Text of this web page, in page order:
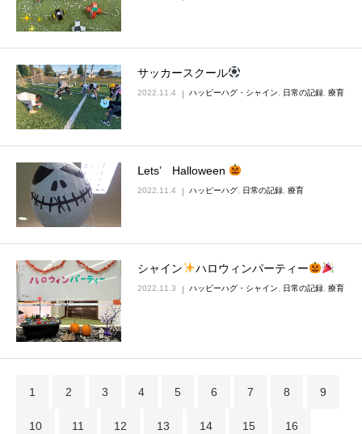
サッカースクール
2022.11.4 ハッピーハグ・シャイン 日常の記録 療育
Ⅼets’ Halloween
2022.11.4 ハッピーハグ 日常の記録 療育
シャイン ハロウィンパーティー
2022.11.3 ハッピーハグ・シャイン 日常の記録 療育
1 2 3 4 5 6 7 8 9
10 11 12 13 14 15 16